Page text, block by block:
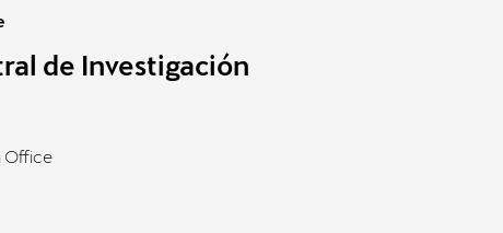
de Investigación
Office